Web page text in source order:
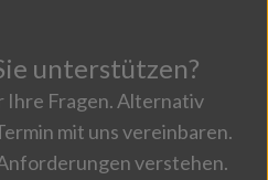
unterstützen?
Fragen. Alternativ
mit uns vereinbaren.
verstehen.